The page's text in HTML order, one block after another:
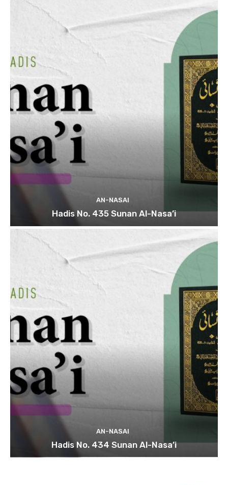
AN-NASAI
Hadis No. 435 Sunan Al-Nasa’i
AN-NASAI
Hadis No. 434 Sunan Al-Nasa’i